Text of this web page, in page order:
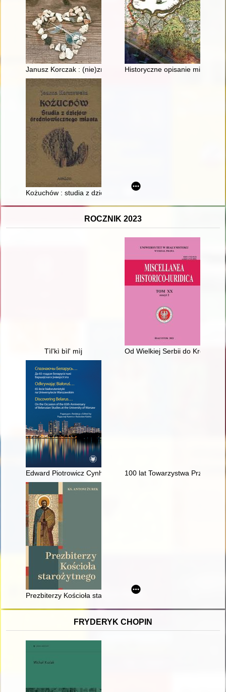
Janusz Korczak : (nie)znany lekarz, pedagog, wychowawca i
Historyczne opisanie miasta
Kożuchów : studia z dziejów średniowiecznego miasta
ROCZNIK 2023
Tìl'kì bìl' mìj Od Wielkiej Serbii do
Edward Piotrowicz Cynhiel : białoruski działacz społeczno-
100 lat Towarzystwa
Prezbiterzy Kościoła starożytnego
FRYDERYK CHOPIN